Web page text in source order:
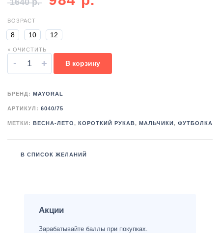
1640р.
ВОЗРАСТ
8 10 12
× ОЧИСТИТЬ
- + В корзину
БРЕНД: MAYORAL
АРТИКУЛ: 6040/75
МЕТКИ: ВЕСНА-ЛЕТО, КОРОТКИЙ РУКАВ, МАЛЬЧИКИ , ФУТБОЛКА
В СПИСОК ЖЕЛАНИЙ
Акции
Зарабатывайте баллы при покупках.